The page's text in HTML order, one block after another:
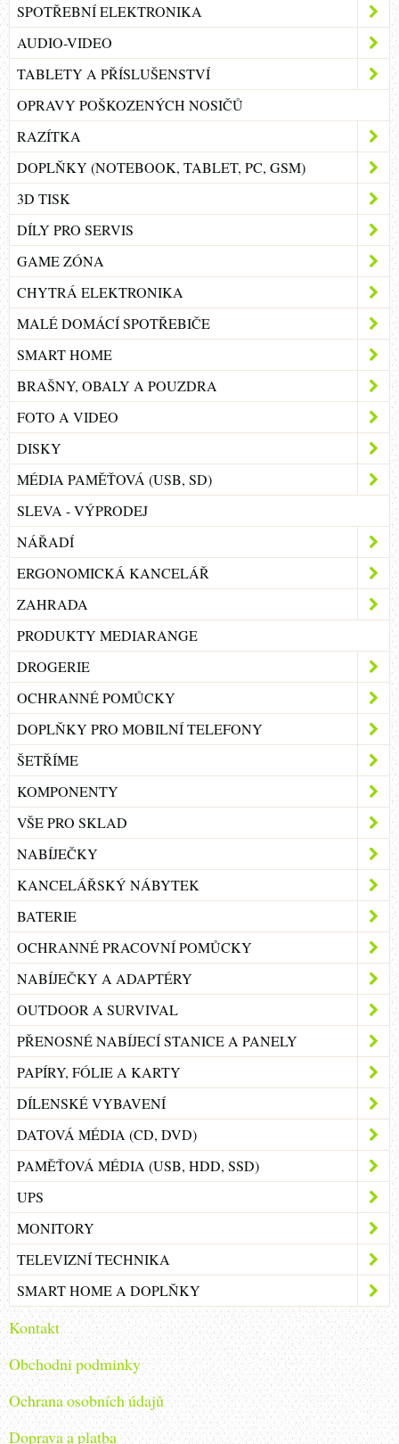
SPOTŘEBNÍ ELEKTRONIKA
AUDIO-VIDEO
TABLETY A PŘÍSLUŠENSTVÍ
OPRAVY POŠKOZENÝCH NOSIČŮ
RAZÍTKA
DOPLŇKY (NOTEBOOK, TABLET, PC, GSM)
3D TISK
DÍLY PRO SERVIS
GAME ZÓNA
CHYTRÁ ELEKTRONIKA
MALÉ DOMÁCÍ SPOTŘEBIČE
SMART HOME
BRAŠNY, OBALY A POUZDRA
FOTO A VIDEO
DISKY
MÉDIA PAMĚŤOVÁ (USB, SD)
SLEVA - VÝPRODEJ
NÁŘADÍ
ERGONOMICKÁ KANCELÁŘ
ZAHRADA
PRODUKTY MEDIARANGE
DROGERIE
OCHRANNÉ POMŮCKY
DOPLŇKY PRO MOBILNÍ TELEFONY
ŠETŘÍME
KOMPONENTY
VŠE PRO SKLAD
NABÍJEČKY
KANCELÁŘSKÝ NÁBYTEK
BATERIE
OCHRANNÉ PRACOVNÍ POMŮCKY
NABÍJEČKY A ADAPTÉRY
OUTDOOR A SURVIVAL
PŘENOSNÉ NABÍJECÍ STANICE A PANELY
PAPÍRY, FÓLIE A KARTY
DÍLENSKÉ VYBAVENÍ
DATOVÁ MÉDIA (CD, DVD)
PAMĚŤOVÁ MÉDIA (USB, HDD, SSD)
UPS
MONITORY
TELEVIZNÍ TECHNIKA
SMART HOME A DOPLŇKY
Kontakt
Obchodni podminky
Ochrana osobních údajů
Doprava a platba